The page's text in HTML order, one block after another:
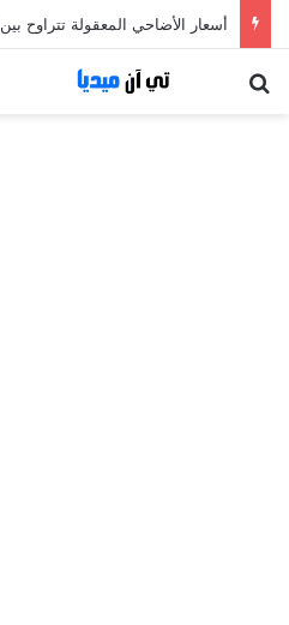
أسعار الأضاحي المعقولة تتراوح بين 1300 و1700 دينار